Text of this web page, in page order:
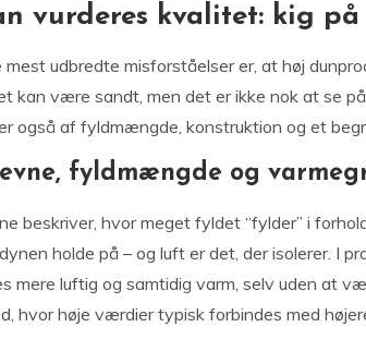
vurderes kvalitet: kig
mest udbredte misforståelser er, at høj
kan være sandt, men det er ikke nok at se
også af fyldmængde, konstruktion og et
fyldmængde og
beskriver, hvor meget fyldet “fylder” i
holde på – og luft er det, der isolerer. I
mere luftig og samtidig varm, selv uden at
hvor høje værdier typisk forbindes med